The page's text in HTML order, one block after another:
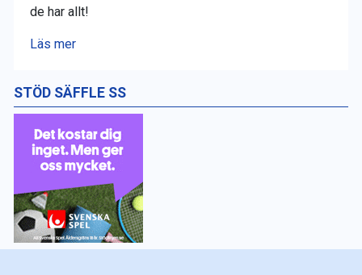
de har allt!
Läs mer
STÖD SÄFFLE SS